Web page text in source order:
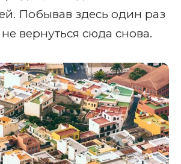
Побывав здесь один раз
вернуться сюда снова.